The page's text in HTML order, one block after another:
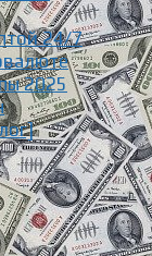
24/7
2025